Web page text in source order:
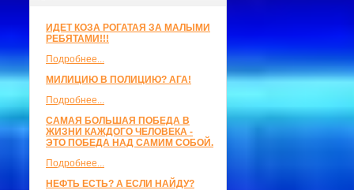
ИДЕТ КОЗА РОГАТАЯ ЗА МАЛЫМИ
РЕБЯТАМИ!!!
Подробнее...
МИЛИЦИЮ В ПОЛИЦИЮ? АГА!
Подробнее...
САМАЯ БОЛЬШАЯ ПОБЕДА В
ЖИЗНИ КАЖДОГО ЧЕЛОВЕКА -
ЭТО ПОБЕДА НАД САМИМ СОБОЙ.
Подробнее...
НЕФТЬ ЕСТЬ? А ЕСЛИ НАЙДУ?